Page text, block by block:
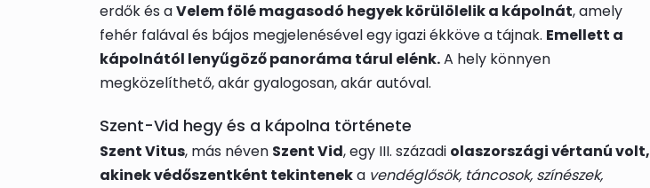
erdők és aVelem fölé magasodó hegyek körülölelik a kápolnát, amely
fehér falával és bájos megjelenésével egy igazi ékköve a tájnak. Emellett a
kápolnától lenyűgöző panoráma tárul elénk.A hely könnyen
megközelíthető, akár gyalogosan, akár autóval.
Szent-Vid hegy és a kápolna története
Szent Vitus, más néven Szent Vid, egy III. századi olaszországi vértanú volt,
akinek védőszentként tekinteneka vendéglősök, táncosok, színészek,